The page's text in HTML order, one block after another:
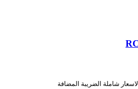
شاملة الضريبة المضافة